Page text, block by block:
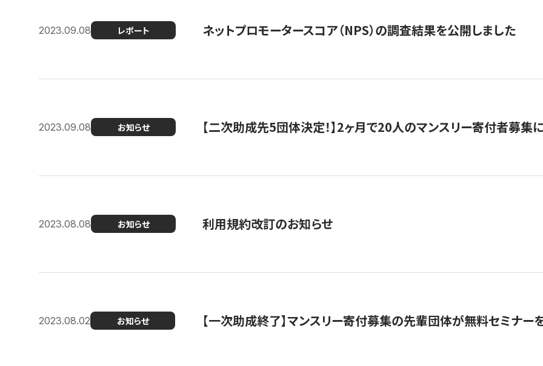
2023.09.08 レポート ネットプロモータースコア（NPS）の調査結果を公開しました
2023.09.08 お知らせ 【二次助成先5団体決定！】2ヶ月で20人のマンスリー寄付者募集
2023.08.08 お知らせ 利用規約改訂のお知らせ
2023.08.02 お知らせ 【一次助成終了】マンスリー寄付募集の先輩団体が無料セミナー